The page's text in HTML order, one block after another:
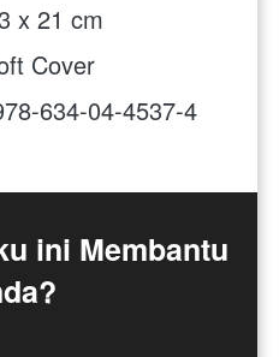
x 21 cm
Cover
634-04-4537-4
ini Membantu